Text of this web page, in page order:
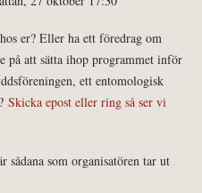
er? Eller ha ett föredrag om
på att sätta ihop programmet inför
ett entomologisk
Skicka epost eller ring så ser vi
sådana som organisatören tar ut